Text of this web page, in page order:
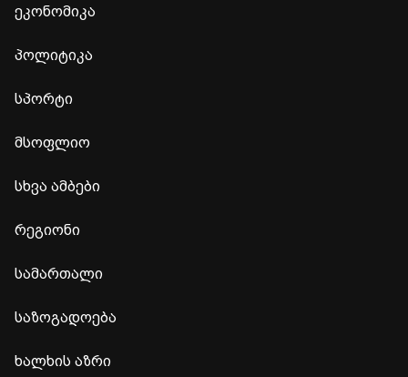
ეკონომიკა
პოლიტიკა
სპორტი
მსოფლიო
სხვა ამბები
რეგიონი
სამართალი
საზოგადოება
ხალხის აზრი